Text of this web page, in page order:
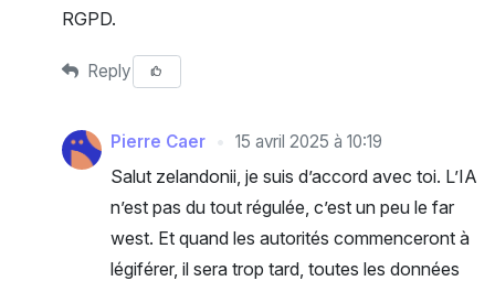
RGPD.
Reply
Pierre Caer 15 avril 2025 à 10:19
Salut zelandonii, je suis d’accord avec toi. L’IA
n’est pas du tout régulée, c’est un peu le far
west. Et quand les autorités commenceront à
légiférer, il sera trop tard, toutes les données